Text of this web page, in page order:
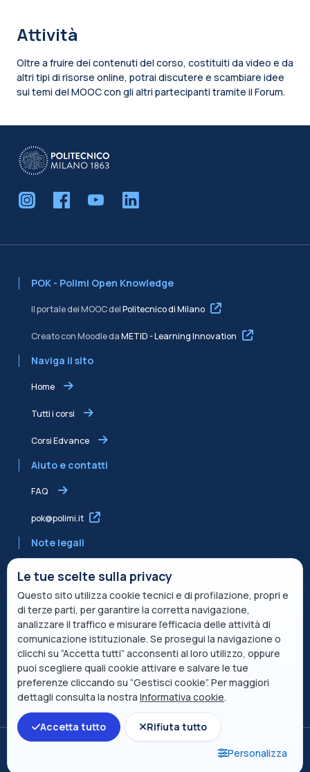
Apri indice del corso
Attività
Oltre a fruire dei contenuti del corso, costituiti da video e da
altri tipi di risorse online, potrai discutere e scambiare idee
sui temi del MOOC con gli altri partecipanti tramite il Forum.
Blocchi
POK - Polimi Open Knowledge
Il portale dei MOOC delPolitecnico di Milano
Creato con Moodle daMETID - Learning Innovation
Naviga il sito
Home
Tutti i corsi
Corsi Edvance
Aiuto e contatti
FAQ
pok@polimi.it
Note legali
Informativa condivisa Edvance per il trattamento dei dati
Termini di servizio
Politica sui cookie
Descrizione del servizio
Le tue scelte sulla privacy
Questo sito utilizza cookie tecnici e di profilazione, propri e
di terze parti, per garantire la corretta navigazione,
analizzare il traffico e misurare l’efficacia delle attività di
comunicazione istituzionale. Se prosegui la navigazione o
clicchi su “Accetta tutti” acconsenti al loro utilizzo, oppure
puoi scegliere quali cookie attivare e salvare le tue
preferenze cliccando su “Gestisci cookie”. Per maggiori
dettagli consulta la nostra Informativa cookie.
Accetta tutto
Rifiuta tutto
Personalizza